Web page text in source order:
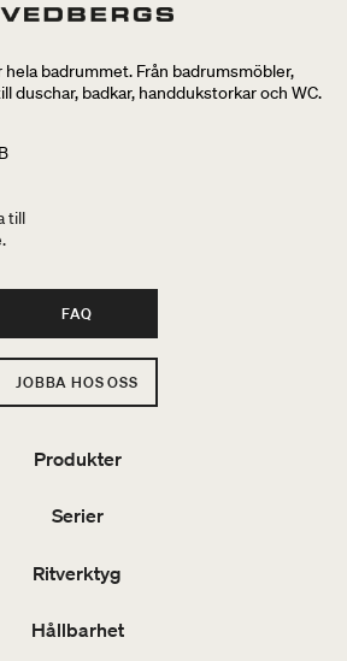
badrummet. Från badrumsmöbler,
duschar, badkar, handdukstorkar och WC.
till
FAQ
JOBBA HOS OSS
Produkter
Serier
Ritverktyg
Hållbarhet